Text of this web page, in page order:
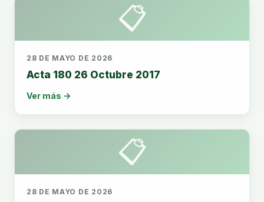
📋
28 DE MAYO DE 2026
Acta 180 26 Octubre 2017
Ver más →
📋
28 DE MAYO DE 2026